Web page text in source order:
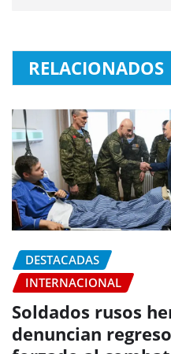
RELACIONADOS
DESTACADAS
INTERNACIONAL
Soldados rusos
denuncian regreso